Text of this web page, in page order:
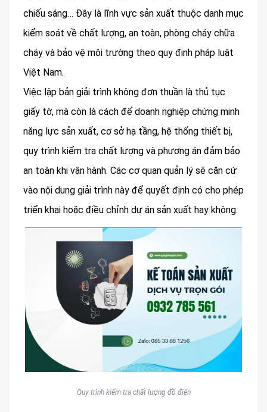
chiếu sáng… Đây là lĩnh vực sản xuất thuộc danh mục
kiểm soát về chất lượng, an toàn, phòng cháy chữa
cháy và bảo vệ môi trường theo quy định pháp luật
Việt Nam.
Việc lập bản giải trình không đơn thuần là thủ tục
giấy tờ, mà còn là cách để doanh nghiệp chứng minh
năng lực sản xuất, cơ sở hạ tầng, hệ thống thiết bị,
quy trình kiểm tra chất lượng và phương án đảm bảo
an toàn khi vận hành. Các cơ quan quản lý sẽ căn cứ
vào nội dung giải trình này để quyết định có cho phép
triển khai hoặc điều chỉnh dự án sản xuất hay không.
Quy trình kiểm tra chất lượng đồ điện